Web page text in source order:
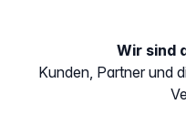
Wir sind
Kunden, Partner und